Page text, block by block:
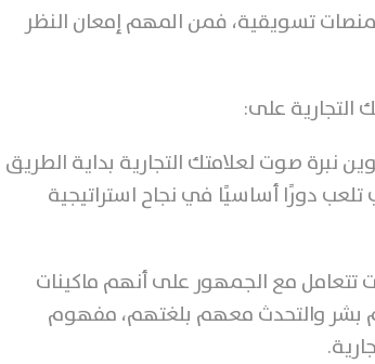
تسويقية، فمن المهم إمعان النظر
على:
نبرة صوت لعلامتك التجارية بداية الطريق
دورًا أساسيًا في نجاح استراتيجية
تتعامل مع الجمهور على أنهم ماكينات
بشر والتحدث معهم بلغتهم، مفهوم